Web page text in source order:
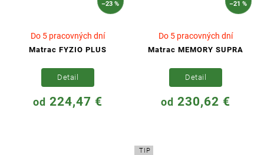
–23 %
Matrac FYZIO PLUS
Do 5 pracovných dní
od 224,47 €
Detail
–21 %
Matrac MEMORY SUPRA
Do 5 pracovných dní
od 230,62 €
Detail
TIP